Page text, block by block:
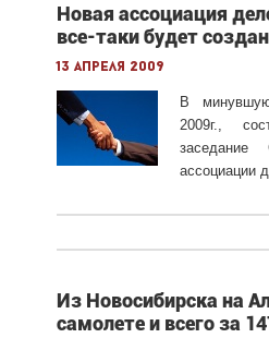
Новая ассоциация
все-таки будет
13 апреля 2009
В
2009г.,
заседание
ассоциации
Из Новосибирска на
самолете и всего за